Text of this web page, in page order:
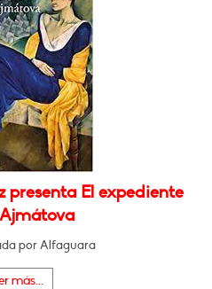
presenta El expediente
por Alfaguara
más...